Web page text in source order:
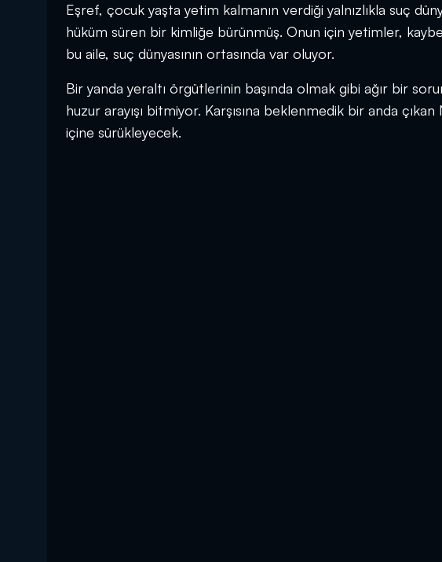
Eşref, çocuk yaşta yetim kalmanın verdiği yalnızlıkla suç
hüküm süren bir kimliğe bürünmüş. Onun için yetimler,
bu aile, suç dünyasının ortasında var oluyor.
Bir yanda yeraltı örgütlerinin başında olmak gibi ağır bir
huzur arayışı bitmiyor. Karşısına beklenmedik bir anda
içine sürükleyecek.